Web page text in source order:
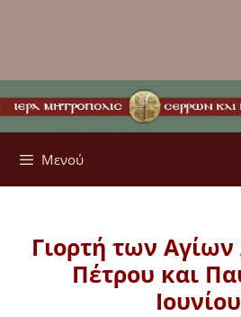
Μενού
Γιορτή των
Πέτρου και